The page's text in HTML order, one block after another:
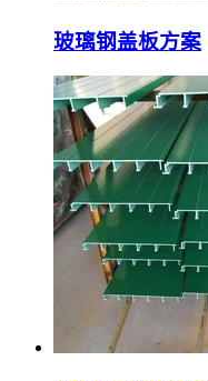
玻璃钢盖板方案